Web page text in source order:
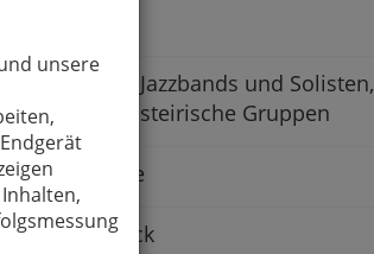
unsere
Jazzbands und Solisten,
steirische Gruppen
Hardcore
Hard Rock